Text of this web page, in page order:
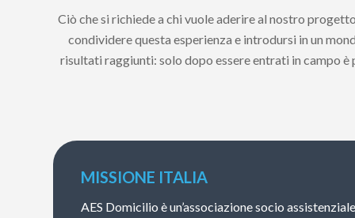
Ciò che si richiede a chi vuole aderire al nostro
condividere questa esperienza e introdursi in un
risultati raggiunti: solo dopo essere entrati in campo
MISSIONE ITALIA
AES Domicilio è un’associazione socio